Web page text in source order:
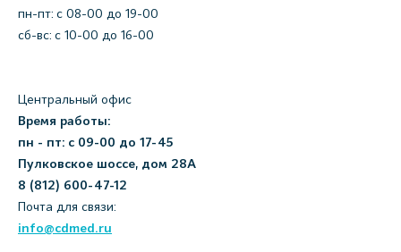
пн-пт: c 08-00 до 19-00
сб-вс: с 10-00 до 16-00
Центральный офис
Время работы:
пн - пт: с 09-00 до 17-45
Пулковское шоссе, дом 28А
8 (812) 600-47-12
Почта для связи:
info@cdmed.ru